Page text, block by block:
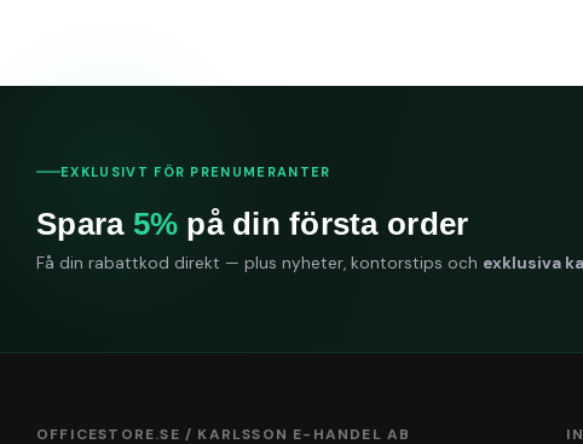
Det syftar på
OFFICESTORE.SE / KARLSSON E-HANDEL AB
EXKLUSIVT FÖR PRENUMERANTER
Spara 5% på din första order
Få din rabattkod direkt — plus nyheter, kontorstips och exklusiva